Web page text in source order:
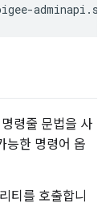
adminapi.sh
령줄 문법을 사
능한 명령어 옵
티를 호출합니